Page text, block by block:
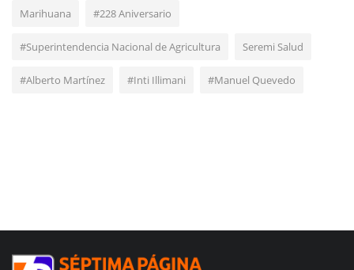
Marihuana #228 Aniversario
#Superintendencia Nacional de Agricultura Seremi Salud
#Alberto Martínez #Inti Illimani #Manuel Quevedo